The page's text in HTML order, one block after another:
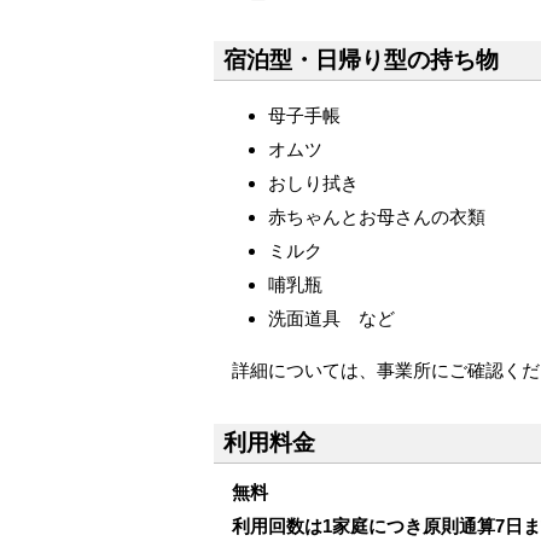
宿泊型・日帰り型の持ち物
母子手帳
オムツ
おしり拭き
赤ちゃんとお母さんの衣類
ミルク
哺乳瓶
洗面道具 など
詳細については、事業所にご確認くだ
利用料金
無料
利用回数は1家庭につき原則通算7日